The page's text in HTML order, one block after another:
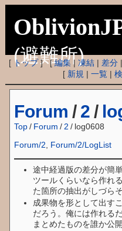
(避難所)
[ トップ] [編集|凍結 | 差分
[ 新規 |一覧 |
Forum / 2 /
Top / Forum / 2 / log0608
Forum/2
Forum/2/LogList
途中経過版の差分が簡
ツールくらいなら作れ
た箇所の抽出がしづ
成果物を形として出す
だろう。俺には作れる
まとめたものを誰か公